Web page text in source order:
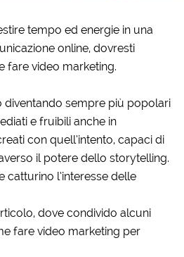
tempo ed energie in una
online, dovresti
fare video marketing.
diventando sempre più popolari
e fruibili anche in
con quell’intento, capaci di
il potere dello storytelling.
catturino l’interesse delle
dove condivido alcuni
fare video marketing per